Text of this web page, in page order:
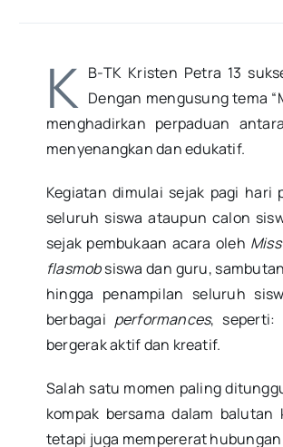
K B-TK Kristen Petra 13
Dengan mengusung tema
menghadirkan perpaduan
menyenangkan dan edukatif.
Kegiatan dimulai sejak pagi hari
seluruh siswa ataupun calon
sejak pembukaan acara oleh Miss
flasmobsiswa dan guru,
hingga penampilan seluruh
berbagai performances, seperti:
bergerak aktif dan kreatif.
Salah satu momen paling
kompak bersama dalam
tetapi juga mempererat